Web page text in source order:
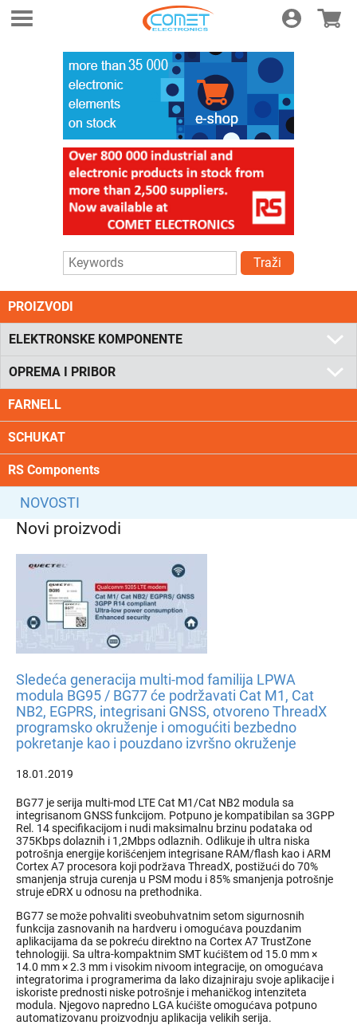
Login E-shop
Traži
PROIZVODI
ELEKTRONSKE KOMPONENTE
OPREMA I PRIBOR
FARNELL
SCHUKAT
RS Components
NOVOSTI
Novi proizvodi
Sledeća generacija multi-mod familija LPWA
modula BG95 / BG77 će podržavati Cat M1, Cat
NB2, EGPRS, integrisani GNSS, otvoreno ThreadX
programsko okruženje i omogućiti bezbedno
pokretanje kao i pouzdano izvršno okruženje
18.01.2019
BG77 je serija multi-mod LTE Cat M1/Cat NB2 modula sa
integrisanom GNSS funkcijom. Potpuno je kompatibilan sa 3GPP
Rel. 14 specifikacijom i nudi maksimalnu brzinu podataka od
375Kbps dolaznih i 1,2Mbps odlaznih. Odlikuje ih ultra niska
potrošnja energije korišćenjem integrisane RAM/flash kao i ARM
Cortex A7 procesora koji podržava ThreadX, postižući do 70%
smanjenja struja curenja u PSM modu i 85% smanjenja potrošnje
struje eDRX u odnosu na prethodnika.
BG77 se može pohvaliti sveobuhvatnim setom sigurnosnih
funkcija zasnovanih na hardveru i omogućava pouzdanim
aplikacijama da se pokreću direktno na Cortex A7 TrustZone
tehnologiji. Sa ultra-kompaktnim SMT kućištem od 15.0 mm ×
14.0 mm × 2.3 mm i visokim nivoom integracije, on omogućava
integratorima i programerima da lako dizajniraju svoje aplikacije i
iskoriste prednosti niske potrošnje i mehaničkog intenziteta
modula. Njegovo napredno LGA kućište omogućava potpuno
automatizovanu proizvodnju aplikacija velikih serija.